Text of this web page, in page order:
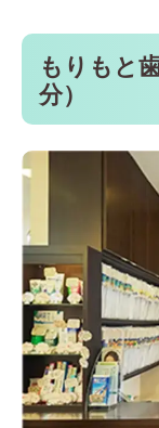
もりもと
分）